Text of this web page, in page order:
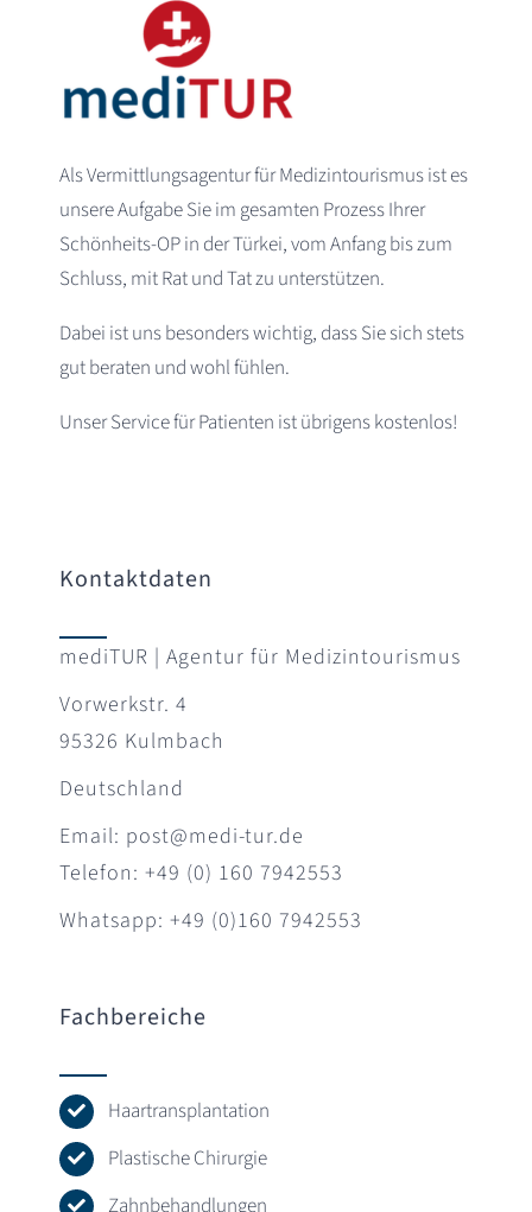
Als Vermittlungsagentur für Medizintourismus ist es
unsere Aufgabe Sie im gesamten Prozess Ihrer
Schönheits-OP in der Türkei, vom Anfang bis zum
Schluss, mit Rat und Tat zu unterstützen.
Dabei ist uns besonders wichtig, dass Sie sich stets
gut beraten und wohl fühlen.
Unser Service für Patienten ist übrigens kostenlos!
Kontaktdaten
mediTUR | Agentur für Medizintourismus
Vorwerkstr. 4
95326 Kulmbach
Deutschland
Email: post@medi-tur.de
Telefon: +49 (0) 160 7942553
Whatsapp: +49 (0)160 7942553
Fachbereiche
Haartransplantation
Plastische Chirurgie
Zahnbehandlungen